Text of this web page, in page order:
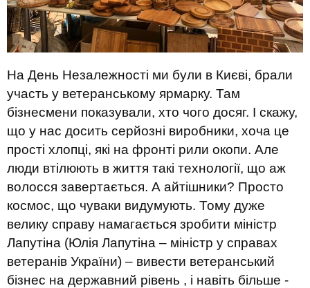
На День Незалежності ми були в Києві, брали
участь у ветеранському ярмарку. Там
бізнесмени показували, хто чого досяг. І скажу,
що у нас досить серйозні виробники, хоча це
прості хлопці, які на фронті рили окопи. Але
люди втілюють в життя такі технології, що аж
волосся завертається. А айтішники? Просто
космос, що чуваки видумують. Тому дуже
велику справу намагається зробити міністр
Лапутіна (Юлія Лапутіна – міністр у справах
ветеранів України) – вивести ветеранський
бізнес на державний рівень , і навіть більше -